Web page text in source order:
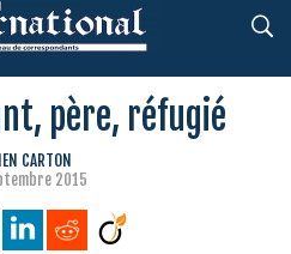
père, réfugié
CARTON
2015